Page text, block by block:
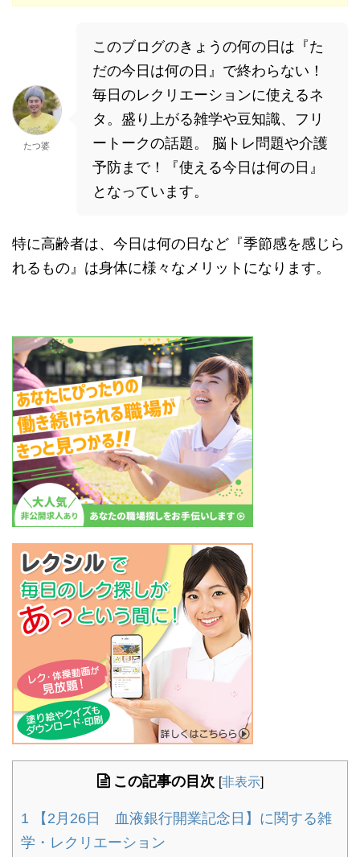
たつ婆
このブログのきょうの何の日は『た
だの今日は何の日』で終わらない！
毎日のレクリエーションに使えるネ
タ。盛り上がる雑学や豆知識、フリ
ートークの話題。 脳トレ問題や介護
予防まで！『使える今日は何の日』
となっています。
特に高齢者は、今日は何の日など『季節感を感じら
れるもの』は身体に様々なメリットになります。
この記事の目次 [非表示]
1 【2月26日 血液銀行開業記念日】に関する雑
学・レクリエーション